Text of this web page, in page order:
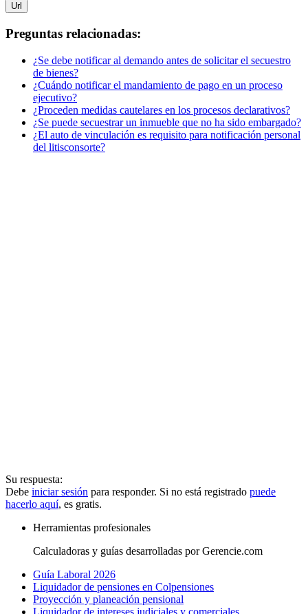
Url
Preguntas relacionadas:
¿Se debe notificar al demando antes de solicitar el secuestro
de bienes?
¿Cuándo notificar el mandamiento de pago en un proceso
ejecutivo?
¿Proceden medidas cautelares en los procesos declarativos?
¿Se puede secuestrar un inmueble que no ha sido embargado?
¿El auto de vinculación es requisito para notificación personal
del litisconsorte?
Su respuesta:
Debe iniciar sesión para responder. Si no está registrado puede
hacerlo aquí, es gratis.
Herramientas profesionales
Calculadoras y guías desarrolladas por Gerencie.com
Guía Laboral 2026
Liquidador de pensiones en Colpensiones
Proyección y planeación pensional
Liquidador de intereses judiciales y comerciales